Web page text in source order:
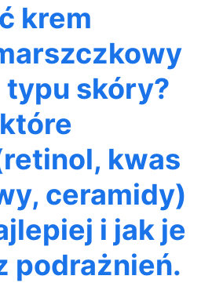
krem
skóry?
kwas
ceramidy)
i jak je
podrażnień.